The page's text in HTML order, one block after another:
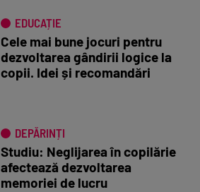
EDUCAȚIE
Cele mai bune jocuri pentru
dezvoltarea gândirii logice la
copii. Idei și recomandări
DEPĂRINȚI
Studiu: Neglijarea în copilărie
afectează dezvoltarea
memoriei de lucru